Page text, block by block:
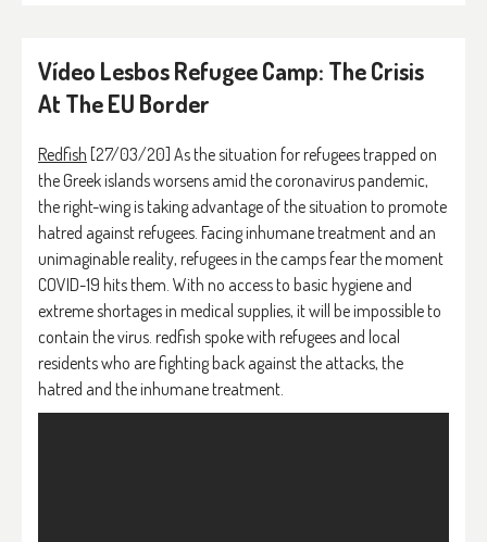
Vídeo Lesbos Refugee Camp: The Crisis
At The EU Border
Redfish [27/03/20] As the situation for refugees trapped on
the Greek islands worsens amid the coronavirus pandemic,
the right-wing is taking advantage of the situation to promote
hatred against refugees. Facing inhumane treatment and an
unimaginable reality, refugees in the camps fear the moment
COVID-19 hits them. With no access to basic hygiene and
extreme shortages in medical supplies, it will be impossible to
contain the virus. redfish spoke with refugees and local
residents who are fighting back against the attacks, the
hatred and the inhumane treatment.